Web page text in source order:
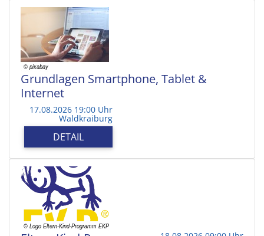
Grundlagen Smartphone, Tablet &
Internet
17.08.2026 19:00 Uhr
Waldkraiburg
DETAIL